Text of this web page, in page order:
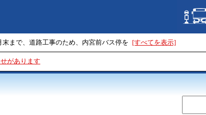
末まで、道路工事のため、内宮前バス停を [すべてを表示]
があります